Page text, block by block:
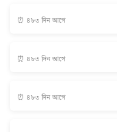
⏰ ৪৮৩ দিন আগে
⏰ ৪৮৩ দিন আগে
⏰ ৪৮৩ দিন আগে